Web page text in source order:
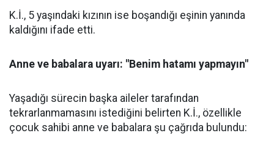
K.İ., 5 yaşındaki kızının ise boşandığı eşinin yanında
kaldığını ifade etti.
Anne ve babalara uyarı: "Benim hatamı yapmayın"
Yaşadığı sürecin başka aileler tarafından
tekrarlanmamasını istediğini belirten K.İ., özellikle
çocuk sahibi anne ve babalara şu çağrıda bulundu: